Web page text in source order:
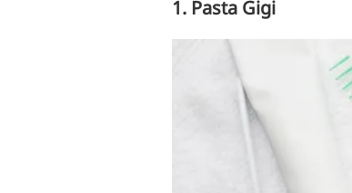
1. Pasta Gigi